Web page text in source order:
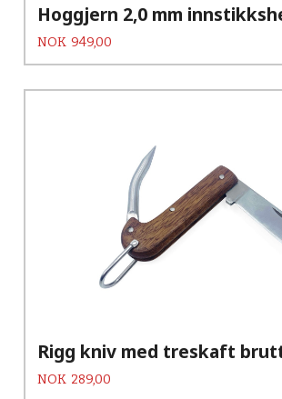
Hoggjern 2,0 mm
Pris
NOK 949,00
Rigg kniv med treskaft
Pris
NOK 289,00